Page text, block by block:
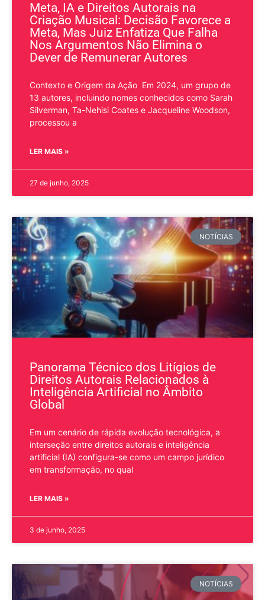
Meta, IA e Direitos Autorais na
Criação Musical: Decisão Favorece a
Meta, Mas Juiz Enfatiza Que Falha
Nos Argumentos Não Elimina o
Dever de Remunerar Autores
Contexto e Origem da Ação Em 2024, um grupo de
13 autores, incluindo nomes conhecidos como Sarah
Silverman, Ta-Nehisi Coates e Jacqueline Woodson,
processou a
LER MAIS »
27 de junho, 2025
NOTÍCIAS
Panorama Técnico dos Litígios de
Direitos Autorais Relacionados à
Inteligência Artificial no Âmbito
Global
Em um cenário de rápida evolução tecnológica, a
interseção entre direitos autorais e inteligência
artificial (IA) configura-se como um campo jurídico
em transformação, no qual
LER MAIS »
3 de junho, 2025
NOTÍCIAS